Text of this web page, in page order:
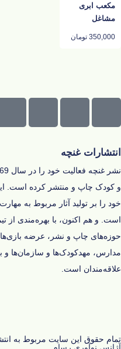
مکعب ابری
مشاغل
350,000 تومان
انتشارات غنچه
و کودک چاپ و منتشر کرده است.
خود را بر تولید آثار مربوط به
است. و هم اکنون، با بهره‌مندی از
حوزه‌های چاپ و نشر، عرضه‌
مدارس، مهدکودک‌ها و سازمان‌ها و
علاقه‌مندان است.
تمام حقوق این سایت مربوط به
آژانس نوآوری رسام